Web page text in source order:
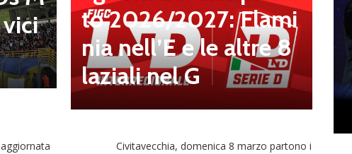
to 2026/2027: Flami
nia nell’E e le altre 8
laziali nel G
Civitavecchia, domenica 8 marzo partono i